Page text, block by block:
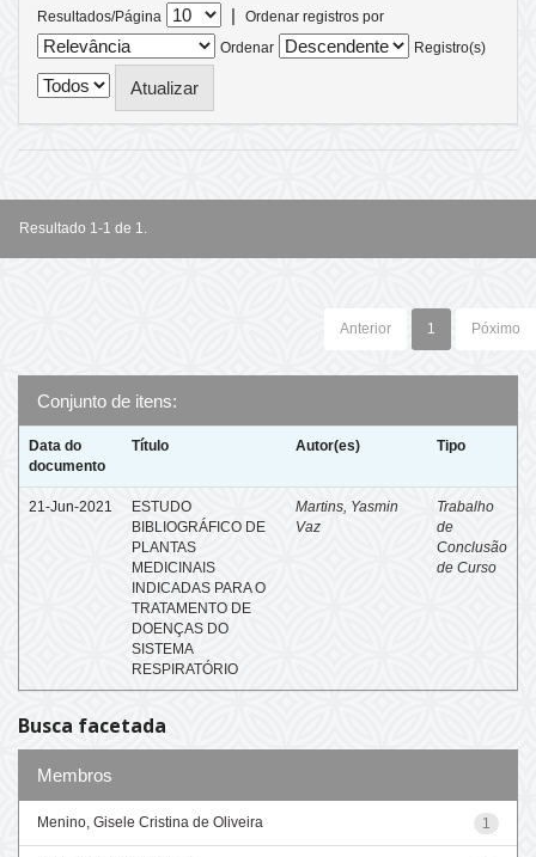
Resultados/Página |
Ordenar registros por
Ordenar
Registro(s)
Resultado 1-1 de 1.
Anterior 1 Póximo
Conjunto de itens:
Data do
documento
Título Autor(es) Tipo
21-Jun-2021
ESTUDO
BIBLIOGRÁFICO DE
PLANTAS
MEDICINAIS
INDICADAS PARA O
TRATAMENTO DE
DOENÇAS DO
SISTEMA
RESPIRATÓRIO
Martins, Yasmin
Vaz
Trabalho
de
Conclusão
de Curso
Busca facetada
Membros
1
Menino, Gisele Cristina de Oliveira